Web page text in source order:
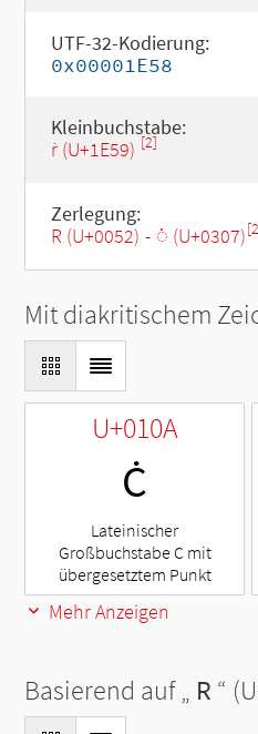
UTF-32-Kodierung:
0x00001E58
Kleinbuchstabe:
ṙ (U+1E59) [2]
Zerlegung:
R (U+0052) - ◌̇ (U+0307)
Mit diakritischem
U+010A
Ċ
Lateinischer
Großbuchstabe C mit
übergesetztem Punkt
Mehr Anzeigen
Basierend auf „ R “